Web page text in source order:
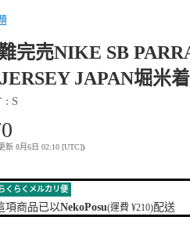
完売NIKE SB
JAPAN堀米
: S
新 8月6日 02:10 [UTC])
くらくメルカリ便
項商品已以NekoPosu(運費 ¥210)配送